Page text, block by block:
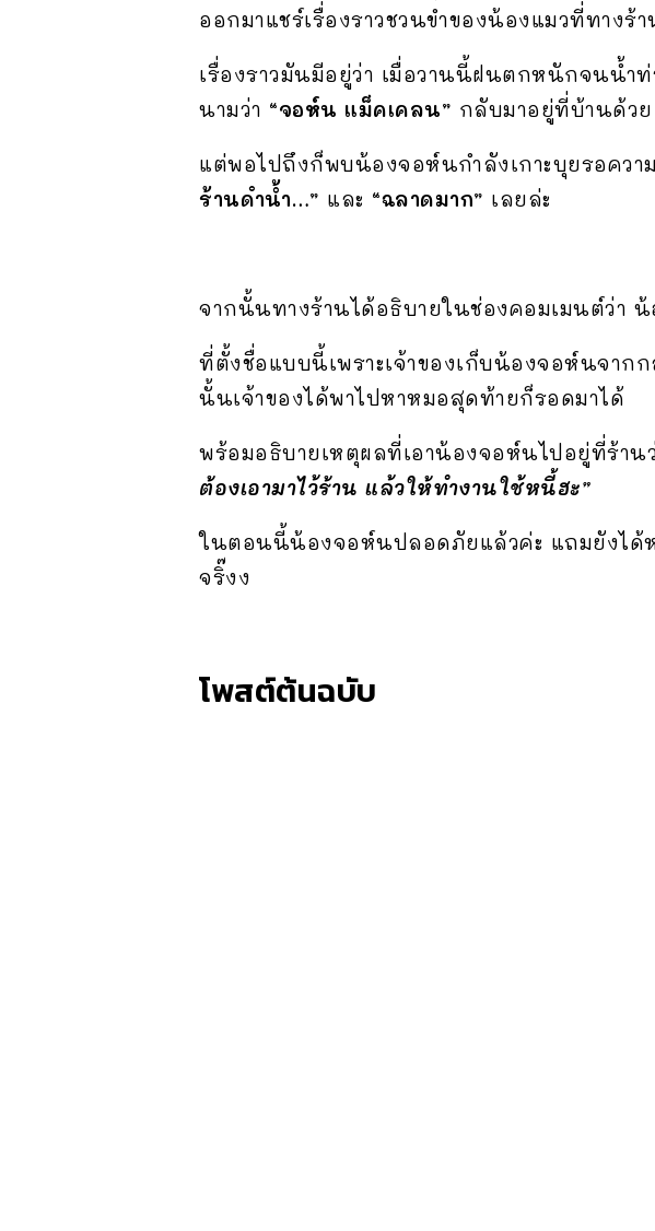
ออกมาแชร์เรื่องราวชวนขำของน้องแมวที่ทางร้า
เรื่องราวมันมีอยู่ว่า เมื่อวานนี้ฝนตกหนักจนน้ำ
นามว่า “จอห์น แม็คเคลน” กลับมาอยู่ที่บ้านด้วย
แต่พอไปถึงก็พบน้องจอห์นกำลังเกาะบุยรอคว
ร้านดำน้ำ…” และ “ฉลาดมาก” เลยล่ะ
จากนั้นทางร้านได้อธิบายในช่องคอมเมนต์ว่า
ที่ตั้งชื่อแบบนี้เพราะเจ้าของเก็บน้องจอห์นจา
นั้นเจ้าของได้พาไปหาหมอสุดท้ายก็รอดมาได้
พร้อมอธิบายเหตุผลที่เอาน้องจอห์นไปอยู่ที่ร้าน
ต้องเอามาไว้ร้าน แล้วให้ทำงานใช้หนี้ฮะ”
ในตอนนี้น้องจอห์นปลอดภัยแล้วค่ะ แถมยังได้
จริ๊งง
โพสต์ต้นฉบับ